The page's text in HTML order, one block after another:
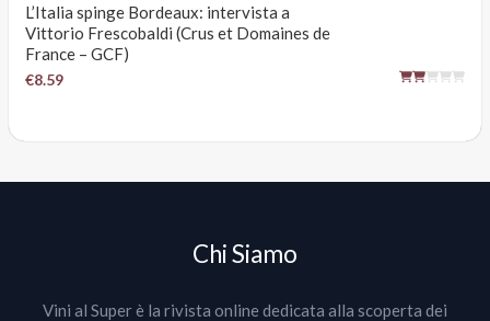
L’Italia spinge Bordeaux: intervista a
Vittorio Frescobaldi (Crus et Domaines de
France – GCF)
€8.59
Chi Siamo
Vini al Super è la rivista online dedicata alla scoperta dei